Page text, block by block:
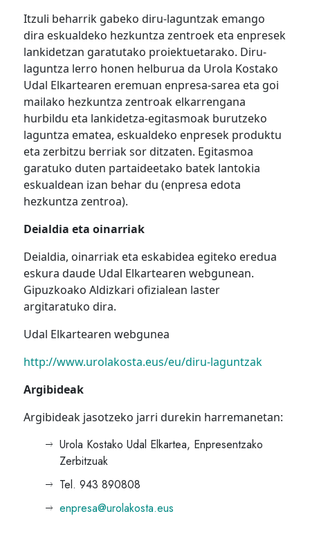
Itzuli beharrik gabeko diru-laguntzak emango
dira eskualdeko hezkuntza zentroek eta enpresek
lankidetzan garatutako proiektuetarako. Diru-
laguntza lerro honen helburua da Urola Kostako
Udal Elkartearen eremuan enpresa-sarea eta goi
mailako hezkuntza zentroak elkarrengana
hurbildu eta lankidetza-egitasmoak burutzeko
laguntza ematea, eskualdeko enpresek produktu
eta zerbitzu berriak sor ditzaten. Egitasmoa
garatuko duten partaideetako batek lantokia
eskualdean izan behar du (enpresa edota
hezkuntza zentroa).
Deialdia eta oinarriak
Deialdia, oinarriak eta eskabidea egiteko eredua
eskura daude Udal Elkartearen webgunean.
Gipuzkoako Aldizkari ofizialean laster
argitaratuko dira.
Udal Elkartearen webgunea
http://www.urolakosta.eus/eu/diru-laguntzak
Argibideak
Argibideak jasotzeko jarri durekin harremanetan:
Urola Kostako Udal Elkartea, Enpresentzako
Zerbitzuak
Tel. 943 890808
enpresa@urolakosta.eus